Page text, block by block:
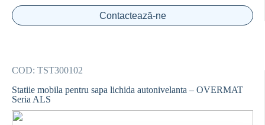
Contactează-ne
COD: TST300102
Statiie mobila pentru sapa lichida autonivelanta – OVERMAT
Seria ALS